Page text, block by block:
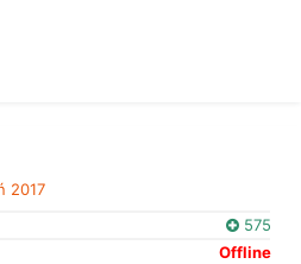
2017
575
Offline